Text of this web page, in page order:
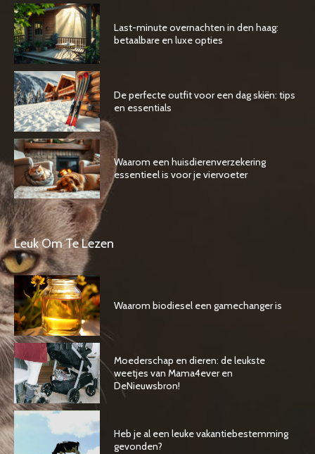
Last-minute overnachten in den haag:
betaalbare en luxe opties
De perfecte outfit voor een dag skiën: tips
en essentials
Waarom een huisdierenverzekering
essentieel is voor je viervoeter
Leuk Om Te Lezen
Waarom biodiesel een gamechanger is
Moederschap en dieren: de leukste
weetjes van Mama4ever en
DeNieuwsbron!
Heb je al een leuke vakantiebestemming
gevonden?